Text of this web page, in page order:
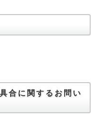
合に関するお問い